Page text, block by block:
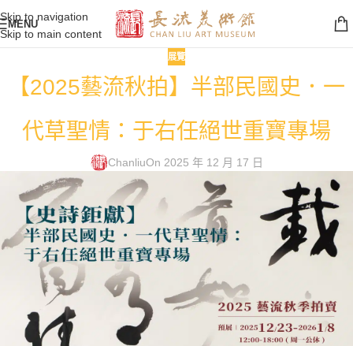
Skip to navigation
Skip to main content
MENU
展覽
【2025藝流秋拍】半部民國史．一
代草聖情：于右任絕世重寶專場
ChanliuOn 2025 年 12 月 17 日